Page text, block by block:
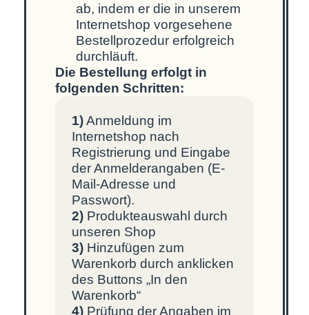
ab, indem er die in unserem
Internetshop vorgesehene
Bestellprozedur erfolgreich
durchläuft.
Die Bestellung erfolgt in
folgenden Schritten:
1)Anmeldung im
Internetshop nach
Registrierung und Eingabe
der Anmelderangaben (E-
Mail-Adresse und
Passwort).
2)Produkteauswahl durch
unseren Shop
3)Hinzufügen zum
Warenkorb durch anklicken
des Buttons „In den
Warenkorb“
4)Prüfung der Angaben im